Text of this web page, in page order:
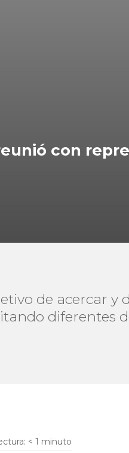
con
de acercar y
diferentes
< 1 minuto